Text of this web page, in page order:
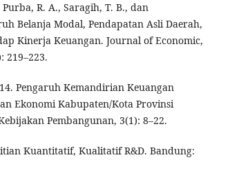
R. A., Saragih, T. B., dan
Belanja Modal, Pendapatan Asli Daerah,
Kinerja Keuangan. Journal of Economic,
219–223.
Pengaruh Kemandirian Keuangan
Ekonomi Kabupaten/Kota Provinsi
Pembangunan, 3(1): 8–22.
Kuantitatif, Kualitatif R&D. Bandung: